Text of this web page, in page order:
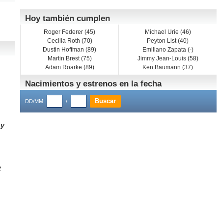
Hoy también cumplen
Roger Federer (45)
Cecilia Roth (70)
Dustin Hoffman (89)
Martin Brest (75)
Adam Roarke (89)
Michael Urie (46)
Peyton List (40)
Emiliano Zapata (-)
Jimmy Jean-Louis (58)
Ken Baumann (37)
Nacimientos y estrenos en la fecha
DD/MM /